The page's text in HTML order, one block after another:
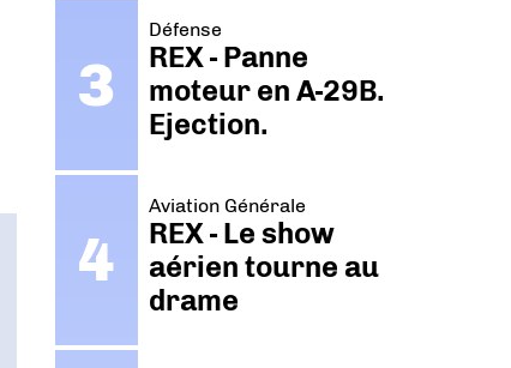
Défense
REX - Panne
moteur en A-29B.
Ejection.
Aviation Générale
REX - Le show
aérien tourne au
drame